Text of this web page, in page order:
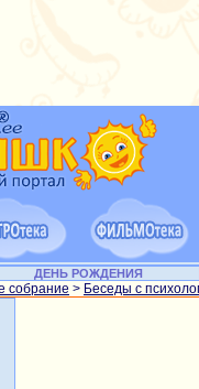
ДЕНЬ РОЖДЕНИЯ
собрание > Беседы с